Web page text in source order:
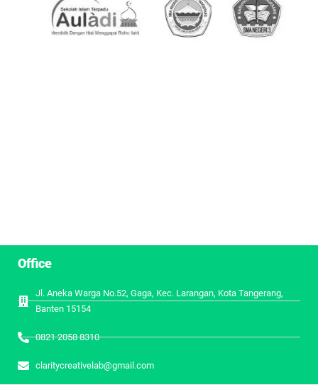
Office
Jl. Aneka Warga No.52, Gaga, Kec. Larangan, Kota Tangerang,
Banten 15154
0821 2058 8310
claritycreativelab@gmail.com